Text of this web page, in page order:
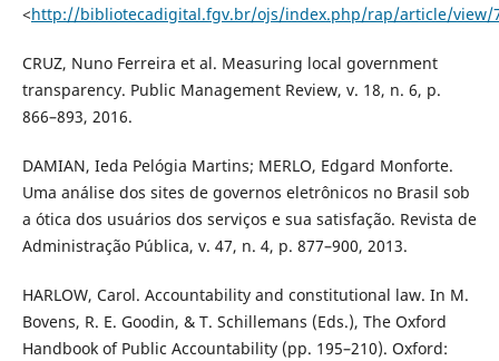
<http://bibliotecadigital.fgv.br/ojs/index.php/rap/article/view/
CRUZ, Nuno Ferreira et al. Measuring local government
transparency. Public Management Review, v. 18, n. 6, p.
866–893, 2016.
DAMIAN, Ieda Pelógia Martins; MERLO, Edgard Monforte.
Uma análise dos sites de governos eletrônicos no Brasil sob
a ótica dos usuários dos serviços e sua satisfação. Revista de
Administração Pública, v. 47, n. 4, p. 877–900, 2013.
HARLOW, Carol. Accountability and constitutional law. In M.
Bovens, R. E. Goodin, & T. Schillemans (Eds.), The Oxford
Handbook of Public Accountability (pp. 195–210). Oxford: